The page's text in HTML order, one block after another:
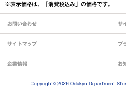
※表示価格は、「消費税込み」の価格です。
お問い合わせ サ
サイトマップ プ
企業情報 お
Copyright© 2026 Odakyu Department